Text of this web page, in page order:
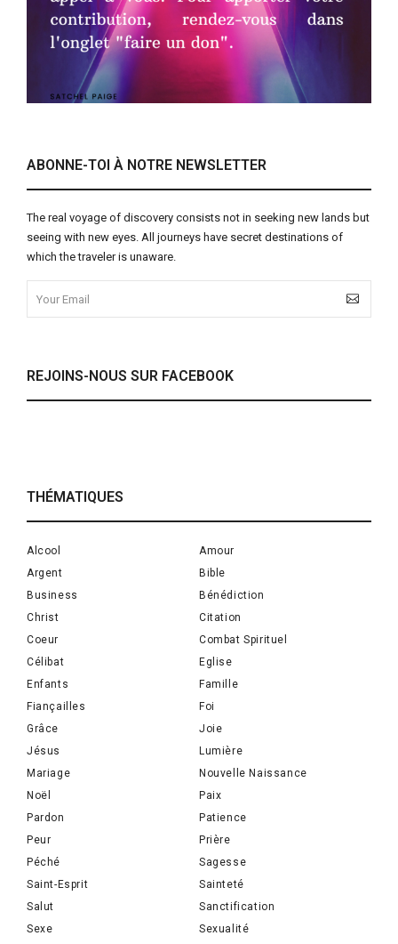
ABONNE-TOI À NOTRE NEWSLETTER
The real voyage of discovery consists not in seeking new lands but
seeing with new eyes. All journeys have secret destinations of
which the traveler is unaware.
REJOINS-NOUS SUR FACEBOOK
THÉMATIQUES
Alcool
Amour
Argent
Bible
Business
Bénédiction
Christ
Citation
Coeur
Combat Spirituel
Célibat
Eglise
Enfants
Famille
Fiançailles
Foi
Grâce
Joie
Jésus
Lumière
Mariage
Nouvelle Naissance
Noël
Paix
Pardon
Patience
Peur
Prière
Péché
Sagesse
Saint-Esprit
Sainteté
Salut
Sanctification
Sexe
Sexualité